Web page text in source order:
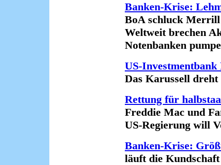
Banken-Krise:
BoA schluck Merrill
Weltweit brechen
Notenbanken
US-
Das Karussell dreht
Rettung für
Freddie Mac und
US-Regierung will
Banken-Krise:
läuft die Kundschaft